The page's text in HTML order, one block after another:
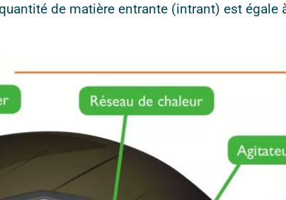
de matière entrante (intrant) est égale